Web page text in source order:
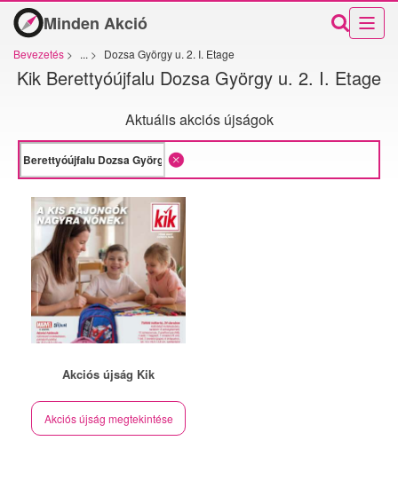
Minden Akció
Bevezetés > ... > Dozsa György u. 2. I. Etage
Kik Berettyóújfalu Dozsa György u. 2. I. Etage
Aktuális akciós újságok
Akciós újság Kik
Akciós újság megtekintése